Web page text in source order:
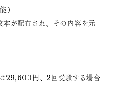
）
が配布され、その内容を元
29,600円、2回受験する場合